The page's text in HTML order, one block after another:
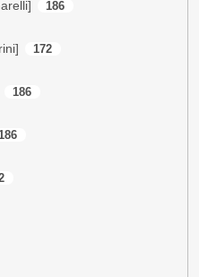
186
172
186
186